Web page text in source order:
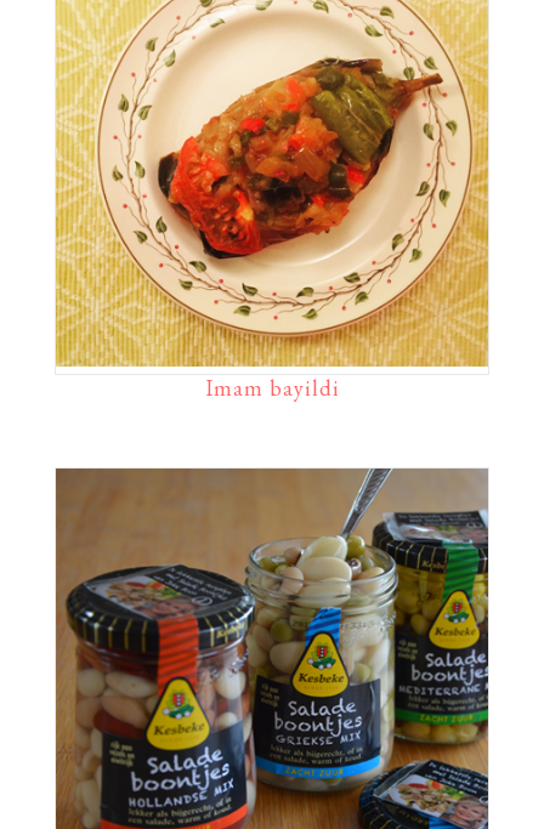
Imam bayildi